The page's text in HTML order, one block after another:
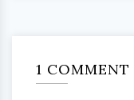
1 COMMENT